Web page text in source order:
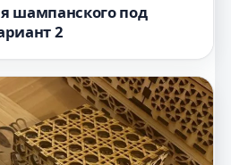
шампанского под
2